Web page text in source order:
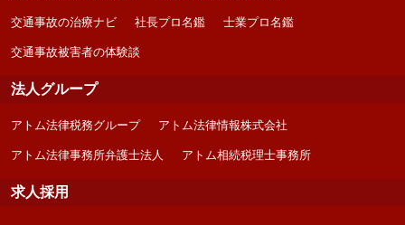
交通事故の治療ナビ 社長プロ名鑑 士業プロ名鑑
交通事故被害者の体験談
法人グループ
アトム法律税務グループ アトム法律情報株式会社
アトム法律事務所弁護士法人 アトム相続税理士事務所
求人採用